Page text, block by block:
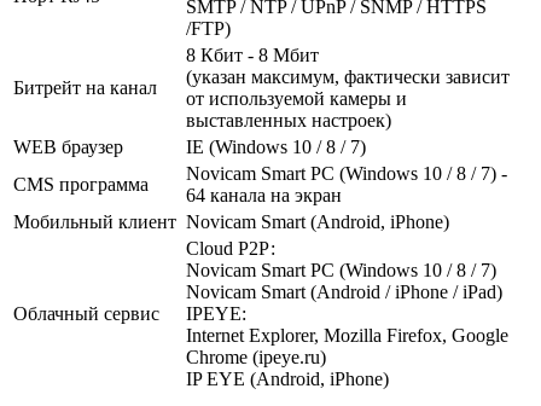
SMTP / NTP / UPnP / SNMP / HTTPS
/FTP)
Битрейт на канал
8 Кбит - 8 Мбит
(указан максимум, фактически зависит
от используемой камеры и
выставленных настроек)
WEB браузер
IE (Windows 10 / 8 / 7)
CMS программа
Novicam Smart PC (Windows 10 / 8 / 7) -
64 канала на экран
Мобильный клиент Novicam Smart (Android, iPhone)
Облачный сервис
Cloud Р2Р:
Novicam Smart PC (Windows 10 / 8 / 7)
Novicam Smart (Android / iPhone / iPad)
IPEYE:
Internet Explorer, Mozilla Firefox, Google
Chrome (ipeye.ru)
IP EYE (Android, iPhone)